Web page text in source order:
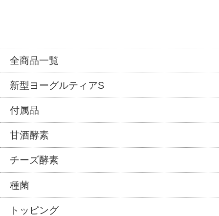
全商品一覧
新型ヨーグルティアS
付属品
甘酒酵素
チーズ酵素
種菌
トッピング